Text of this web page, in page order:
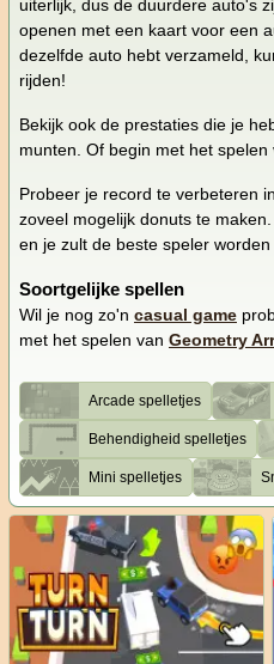
uiterlijk, dus de duurdere auto's
openen met een kaart voor een
dezelfde auto hebt verzameld,
rijden!
Bekijk ook de prestaties die je
munten. Of begin met het
Probeer je record te verbeteren
zoveel mogelijk donuts te
en je zult de beste speler
Soortgelijke spellen
Wil je nog zo'n casual game
met het spelen van Geometry
Arcade spelletjes
Behendigheid spelletjes
Mini spelletjes